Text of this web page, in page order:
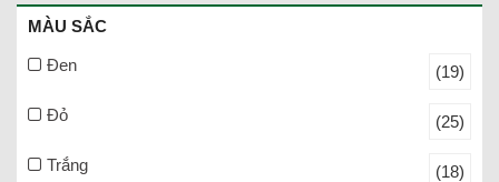
MÀU SẮC
Đen (19)
Đỏ (25)
Trắng (18)